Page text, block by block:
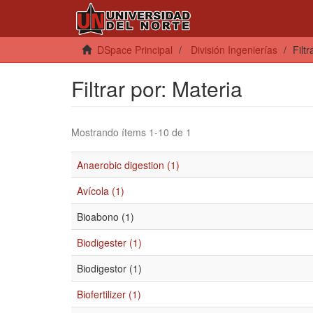
DSpace Principal División Ingenierías
Filtrar por: Materia
Mostrando ítems 1-10 de 1
Anaerobic digestion (1)
Avícola (1)
Bioabono (1)
Biodigester (1)
Biodigestor (1)
Biofertilizer (1)